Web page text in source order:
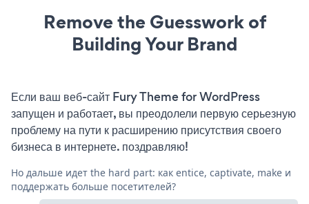
Remove the Guesswork of
Building Your Brand
Если ваш веб-сайт Fury Theme for WordPress
запущен и работает, вы преодолели первую серьезную
проблему на пути к расширению присутствия своего
бизнеса в интернете. поздравляю!
Но дальше идет the hard part: как entice, captivate, make и
поддержать больше посетителей?